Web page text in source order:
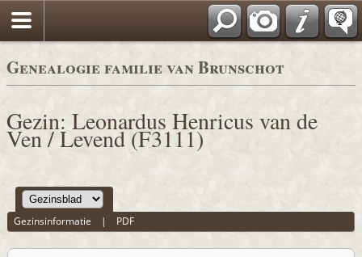
Genealogie familie van Brunschot
Gezin: Leonardus Henricus van de
Ven / Levend (F3111)
Gezinsinformatie | PDF